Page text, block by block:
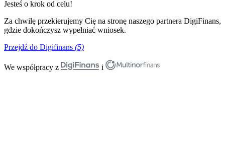
Jesteś o krok od celu!
Za chwilę przekierujemy Cię na stronę naszego partnera DigiFinans,
gdzie dokończysz wypełniać wniosek.
Przejdź do Digifinans (5)
We współpracy z i